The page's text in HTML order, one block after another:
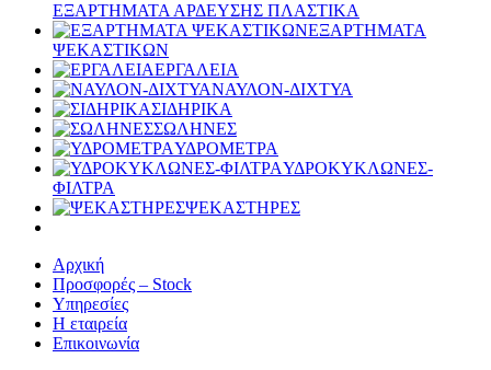
ΕΞΑΡΤΗΜΑΤΑ ΑΡΔΕΥΣΗΣ ΠΛΑΣΤΙΚΑ
ΕΞΑΡΤΗΜΑΤΑ
ΨΕΚΑΣΤΙΚΩΝ
ΕΡΓΑΛΕΙΑ
ΝΑΥΛΟΝ-ΔΙΧΤΥΑ
ΣΙΔΗΡΙΚΑ
ΣΩΛΗΝΕΣ
ΥΔΡΟΜΕΤΡΑ
ΥΔΡΟΚΥΚΛΩΝΕΣ-
ΦΙΛΤΡΑ
ΨΕΚΑΣΤΗΡΕΣ
Αρχική
Προσφορές – Stock
Υπηρεσίες
Η εταιρεία
Επικοινωνία